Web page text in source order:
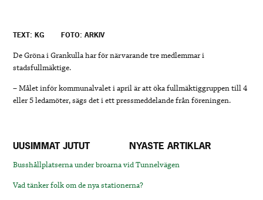
TEXT: KG FOTO: ARKIV
De Gröna i Grankulla har för närvarande tre medlemmar i
stadsfullmäktige.
– Målet inför kommunalvalet i april är att öka fullmäktiggruppen till 4
eller 5 ledamöter, sägs det i ett pressmeddelande från föreningen.
UUSIMMAT JUTUT NYASTE ARTIKLAR
Busshållplatserna under broarna vid Tunnelvägen
Vad tänker folk om de nya stationerna?